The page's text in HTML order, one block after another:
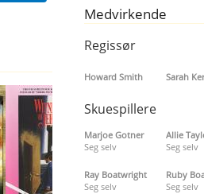
Medvirkende
Regissør
Howard Smith Sarah
Skuespillere
Marjoe Gotner
Seg selv
Allie
Seg selv
Ray Boatwright
Seg selv
Ruby
Seg selv